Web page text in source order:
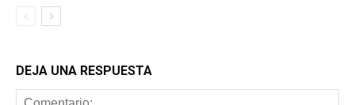
DEJA UNA RESPUESTA